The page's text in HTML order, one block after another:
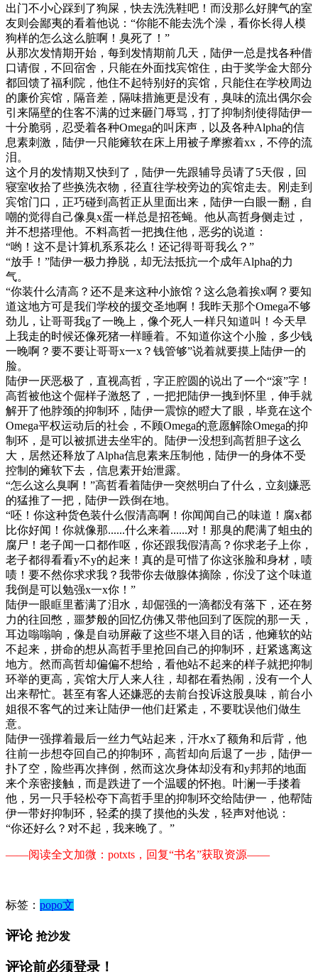
出门不小心踩到了狗屎，快去洗洗鞋吧！而没那么好脾气的室
友则会鄙夷的看着他说：“你能不能去洗个澡，看你长得人模
狗样的怎么这么脏啊！臭死了！”
从那次发情期开始，每到发情期前几天，陆伊一总是找各种借
口请假，不回宿舍，只能在外面找宾馆住，由于奖学金大部分
都回馈了福利院，他住不起特别好的宾馆，只能住在学校周边
的廉价宾馆，隔音差，隔味措施更是没有，臭味的流出偶尔会
引来隔壁的住客不满的过来砸门辱骂，打了抑制剂使得陆伊一
十分脆弱，忍受着各种Omega的叫床声，以及各种Alpha的信
息素刺激，陆伊一只能瘫软在床上用被子摩擦着xx，不停的流
泪。
这个月的发情期又快到了，陆伊一先跟辅导员请了5天假，回
寝室收拾了些换洗衣物，径直往学校旁边的宾馆走去。刚走到
宾馆门口，正巧碰到高哲正从里面出来，陆伊一白眼一翻，自
嘲的觉得自己像臭x蛋一样总是招苍蝇。他从高哲身侧走过，
并不想搭理他。不料高哲一把拽住他，恶劣的说道：
“哟！这不是计算机系系花么！还记得哥哥我么？”
“放手！”陆伊一极力挣脱，却无法抵抗一个成年Alpha的力
气。
“你装什么清高？还不是来这种小旅馆？这么急着挨x啊？要知
道这地方可是我们学校的援交圣地啊！我昨天那个Omega不够
劲儿，让哥哥我g了一晚上，像个死人一样只知道叫！今天早
上我走的时候还像死猪一样睡着。不知道你这个小脸，多少钱
一晚啊？要不要让哥哥x一x？钱管够”说着就要摸上陆伊一的
脸。
陆伊一厌恶极了，直视高哲，字正腔圆的说出了一个“滚”字！
高哲被他这个倔样子激怒了，一把把陆伊一拽到怀里，伸手就
解开了他脖颈的抑制环，陆伊一震惊的瞪大了眼，毕竟在这个
Omega平权运动后的社会，不顾Omega的意愿解除Omega的抑
制环，是可以被抓进去坐牢的。陆伊一没想到高哲胆子这么
大，居然还释放了Alpha信息素来压制他，陆伊一的身体不受
控制的瘫软下去，信息素开始泄露。
“怎么这么臭啊！”高哲看着陆伊一突然明白了什么，立刻嫌恶
的猛推了一把，陆伊一跌倒在地。
“呸！你这种货色装什么假清高啊！你闻闻自己的味道！腐x都
比你好闻！你就像那......什么来着......对！那臭的爬满了蛆虫的
腐尸！老子闻一口都作呕，你还跟我假清高？你求老子上你，
老子都得看看y不y的起来！真的是可惜了你这张脸和身材，啧
啧！要不然你求求我？我带你去做腺体摘除，你没了这个味道
我倒是可以勉强x一x你！”
陆伊一眼眶里蓄满了泪水，却倔强的一滴都没有落下，还在努
力的往回憋，噩梦般的回忆仿佛又带他回到了医院的那一天，
耳边嗡嗡响，像是自动屏蔽了这些不堪入目的话，他瘫软的站
不起来，拼命的想从高哲手里抢回自己的抑制环，赶紧逃离这
地方。然而高哲却偏偏不想给，看他站不起来的样子就把抑制
环举的更高，宾馆大厅人来人往，却都在看热闹，没有一个人
出来帮忙。甚至有客人还嫌恶的去前台投诉这股臭味，前台小
姐很不客气的过来让陆伊一他们赶紧走，不要耽误他们做生
意。
陆伊一强撑着最后一丝力气站起来，汗水x了额角和后背，他
往前一步想夺回自己的抑制环，高哲却向后退了一步，陆伊一
扑了空，险些再次摔倒，然而这次身体却没有和y邦邦的地面
来个亲密接触，而是跌进了一个温暖的怀抱。叶澜一手搂着
他，另一只手轻松夺下高哲手里的抑制环交给陆伊一，他帮陆
伊一带好抑制环，轻柔的摸了摸他的头发，轻声对他说：
“你还好么？对不起，我来晚了。”
——阅读全文加微：potxts，回复“书名”获取资源——
标签： popo文
评论 抢沙发
评论前必须登录！